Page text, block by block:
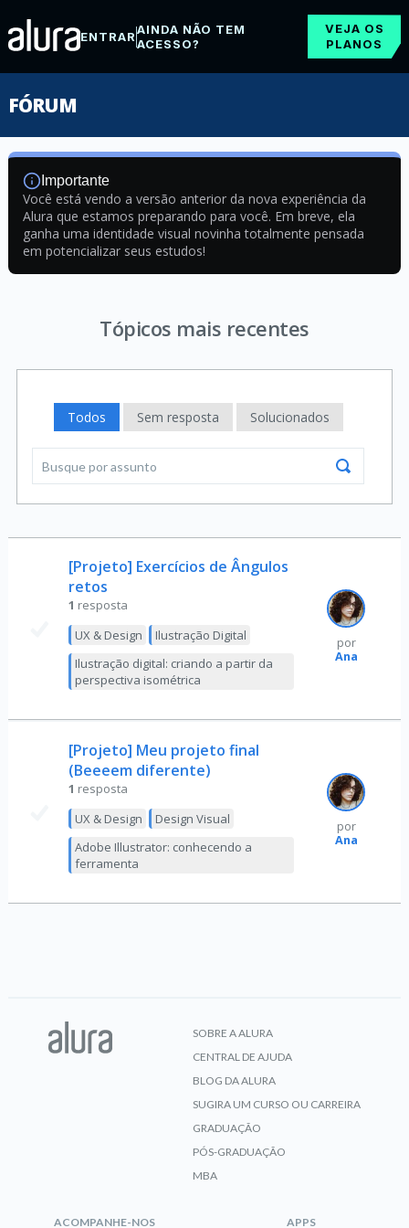
ENTRARAINDA NÃO TEM
ACESSO?
VEJA OS
PLANOS
FÓRUM
Importante
Você está vendo a versão anterior da nova experiência da
Alura que estamos preparando para você. Em breve, ela
ganha uma identidade visual novinha totalmente pensada
em potencializar seus estudos!
Tópicos mais recentes
Todos Sem resposta Solucionados
[Projeto] Exercícios de Ângulos
retos
1 resposta
UX & Design
Ilustração Digital
Ilustração digital: criando a partir da
perspectiva isométrica
por
Ana
[Projeto] Meu projeto final
(Beeeem diferente)
1 resposta
UX & Design
Design Visual
Adobe Illustrator: conhecendo a
ferramenta
por
Ana
SOBRE A ALURA
CENTRAL DE AJUDA
BLOG DA ALURA
SUGIRA UM CURSO OU CARREIRA
GRADUAÇÃO
PÓS-GRADUAÇÃO
MBA
ACOMPANHE-NOS APPS